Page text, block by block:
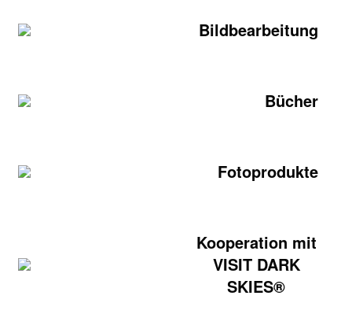
Bildbearbeitung
Bücher
Fotoprodukte
Kooperation mit
VISIT DARK
SKIES®